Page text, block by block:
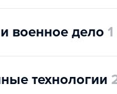
военное дело 1
технологии